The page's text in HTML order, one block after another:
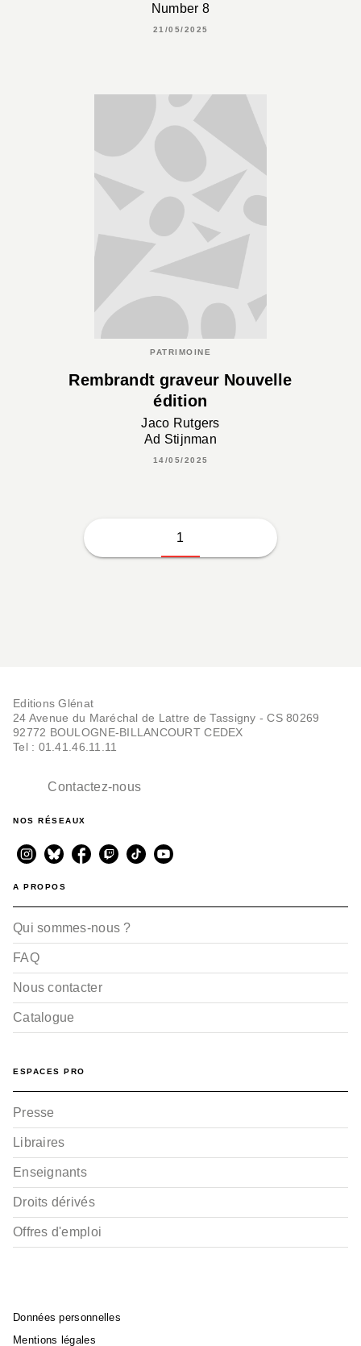
Number 8
21/05/2025
PATRIMOINE
Rembrandt graveur Nouvelle
édition
Jaco Rutgers
Ad Stijnman
14/05/2025
1
Editions Glénat
24 Avenue du Maréchal de Lattre de Tassigny - CS 80269
92772 BOULOGNE-BILLANCOURT CEDEX
Tel : 01.41.46.11.11
Contactez-nous
NOS RÉSEAUX
A PROPOS
Qui sommes-nous ?
FAQ
Nous contacter
Catalogue
ESPACES PRO
Presse
Libraires
Enseignants
Droits dérivés
Offres d'emploi
Données personnelles
Mentions légales